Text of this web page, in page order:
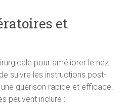
et
pour améliorer le nez
suivre les instructions post-
guérison rapide et efficace.
peuvent inclure :